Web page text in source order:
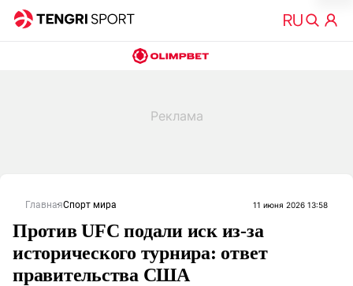
ГлавнаяСпорт мира 11 июня 2026 13:58
Против UFC подали иск из-за
исторического турнира: ответ
правительства США